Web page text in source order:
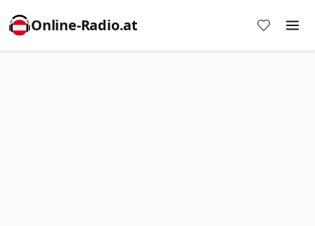
Online‑Radio.at